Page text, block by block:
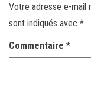
Votre adresse e-mail
sont indiqués avec *
Commentaire *